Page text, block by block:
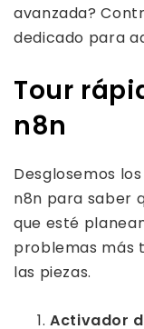
avanzada?
dedicado para
Tour
n8n
Desglosemos
n8n para saber
que esté
problemas más
las piezas.
Activador